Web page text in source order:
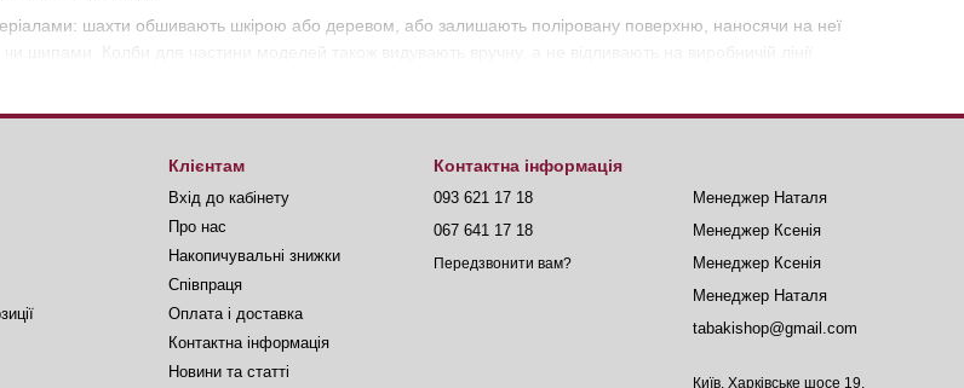
шахти обшивають шкірою або деревом, або залишають поліровану поверхню, наносячи на неї
чи шипами. Колби для частини моделей також видувають вручну, а не відливають на виробничій лінії.
покупців, які вже розбираються в кальянах та готові дорого платити за матеріали й штучне складання.
складі AMY Group, німецького виробника кальянів з Аугсбурга. Лінійку запустив засновник компанії Ібрагім
тим самим принципом, за яким десятьма роками раніше на честь доньки була названа основна лінійка
не в тому, щоб конкурувати з AMY Deluxe за ціною, а в тому, щоб закрити попит у дорожчому сегменті ринку.
масовому виробництву: замість уніфікованих деталей тут використовується авторська обробка шахт і колб,
предмети з індивідуальними особливостями.
Клієнтам
Вхід до кабінету
Про нас
Накопичувальні знижки
Співпраця
Оплата і доставка
Контактна інформація
Новини та статті
Контактна інформація
093 621 17 18
067 641 17 18
Передзвонити вам?
Менеджер Наталя
Менеджер Ксенія
Менеджер Ксенія
Менеджер Наталя
tabakishop@gmail.com
Київ, Харківське шосе 19.